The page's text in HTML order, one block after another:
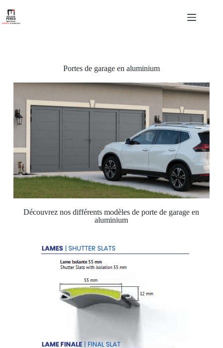
Portes de garage en aluminium
Découvrez nos différents modèles de porte de garage en
aluminium